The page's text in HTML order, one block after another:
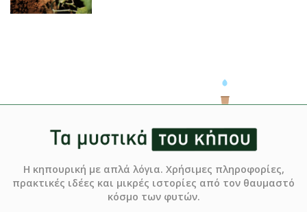
Η κηπουρική με απλά λόγια. Χρήσιμες πληροφορίες,
πρακτικές ιδέες και μικρές ιστορίες από τον θαυμαστό
κόσμο των φυτών.